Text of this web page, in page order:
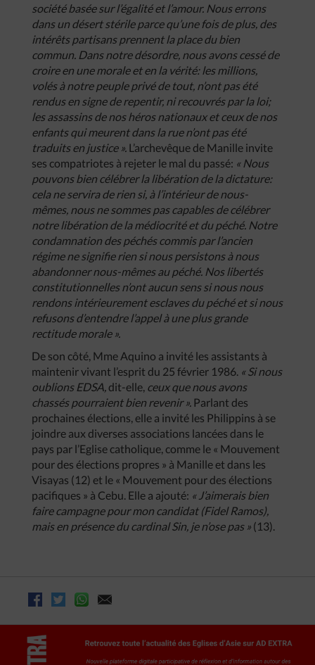
société basée sur l’égalité et l’amour. Nous errons
dans un désert stérile parce qu’une fois de plus, des
intérêts partisans prennent la place du bien
commun. Dans notre désordre, nous avons cessé de
croire en une morale et en la vérité: les millions,
volés à notre peuple privé de tout, n’ont pas été
rendus en signe de repentir, ni recouvrés par la loi;
les assassins de nos héros nationaux et ceux de nos
enfants qui meurent dans la rue n’ont pas été
traduits en justice ». L’archevêque de Manille invite
ses compatriotes à rejeter le mal du passé: « Nous
pouvons bien célébrer la libération de la dictature:
cela ne servira de rien si, à l’intérieur de nous-
mêmes, nous ne sommes pas capables de célébrer
notre libération de la médiocrité et du péché. Notre
condamnation des péchés commis par l’ancien
régime ne signifie rien si nous persistons à nous
abandonner nous-mêmes au péché. Nos libertés
constitutionnelles n’ont aucun sens si nous nous
rendons intérieurement esclaves du péché et si nous
refusons d’entendre l’appel à une plus grande
rectitude morale ».
De son côté, Mme Aquino a invité les assistants à
maintenir vivant l’esprit du 25 février 1986. « Si nous
oublions EDSA, dit-elle, ceux que nous avons
chassés pourraient bien revenir ». Parlant des
prochaines élections, elle a invité les Philippins à se
joindre aux diverses associations lancées dans le
pays par l’Eglise catholique, comme le « Mouvement
pour des élections propres » à Manille et dans les
Visayas (12) et le « Mouvement pour des élections
pacifiques » à Cebu. Elle a ajouté: « J’aimerais bien
faire campagne pour mon candidat (Fidel Ramos),
mais en présence du cardinal Sin, je n’ose pas » (13).